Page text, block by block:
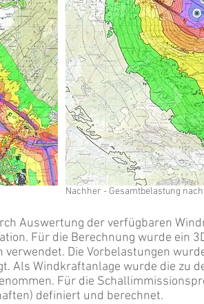
Nachher - Gesamtbelastung
Auswertung der verfügbaren
Für die Berechnung wurde ein
Die Vorbelastungen
Als Windkraftanlage wurde die zu
Für die
definiert und berechnet.